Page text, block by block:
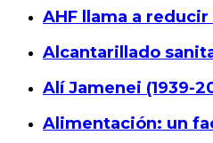
AHF llama a
Alcantarillado
Alí Jamenei (1939-
Alimentación: un